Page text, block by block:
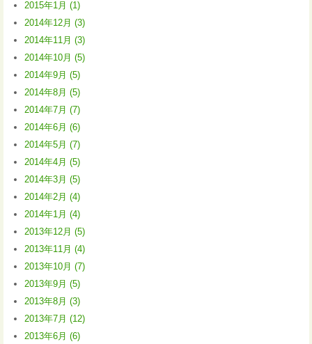
2015年1月 (1)
2014年12月 (3)
2014年11月 (3)
2014年10月 (5)
2014年9月 (5)
2014年8月 (5)
2014年7月 (7)
2014年6月 (6)
2014年5月 (7)
2014年4月 (5)
2014年3月 (5)
2014年2月 (4)
2014年1月 (4)
2013年12月 (5)
2013年11月 (4)
2013年10月 (7)
2013年9月 (5)
2013年8月 (3)
2013年7月 (12)
2013年6月 (6)